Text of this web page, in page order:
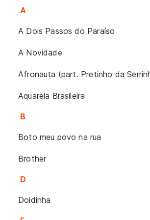
A
A Dois Passos do Paraíso
A Novidade
Afronauta (part. Pretinho da
Aquarela Brasileira
B
Boto meu povo na rua
Brother
D
Doidinha